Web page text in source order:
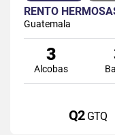
RENTO
Guatemala
3
Alcobas
Q2 GTQ